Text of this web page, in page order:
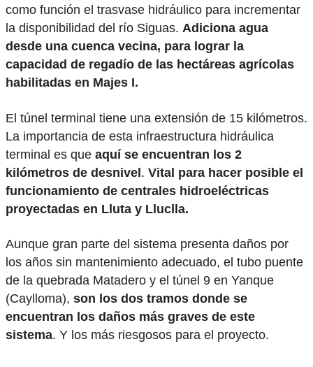
como función el trasvase hidráulico para incrementar
la disponibilidad del río Siguas. Adiciona agua
desde una cuenca vecina, para lograr la
capacidad de regadío de las hectáreas agrícolas
habilitadas en Majes I.
El túnel terminal tiene una extensión de 15 kilómetros.
La importancia de esta infraestructura hidráulica
terminal es que aquí se encuentran los 2
kilómetros de desnivel. Vital para hacer posible el
funcionamiento de centrales hidroeléctricas
proyectadas en Lluta y Lluclla.
Aunque gran parte del sistema presenta daños por
los años sin mantenimiento adecuado, el tubo puente
de la quebrada Matadero y el túnel 9 en Yanque
(Caylloma), son los dos tramos donde se
encuentran los daños más graves de este
sistema. Y los más riesgosos para el proyecto.